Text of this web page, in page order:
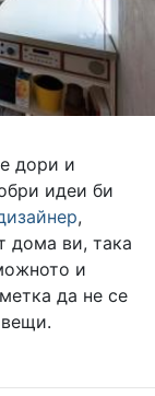
дори и
идеи би
,
дома ви, така
и
да не се
вещи.